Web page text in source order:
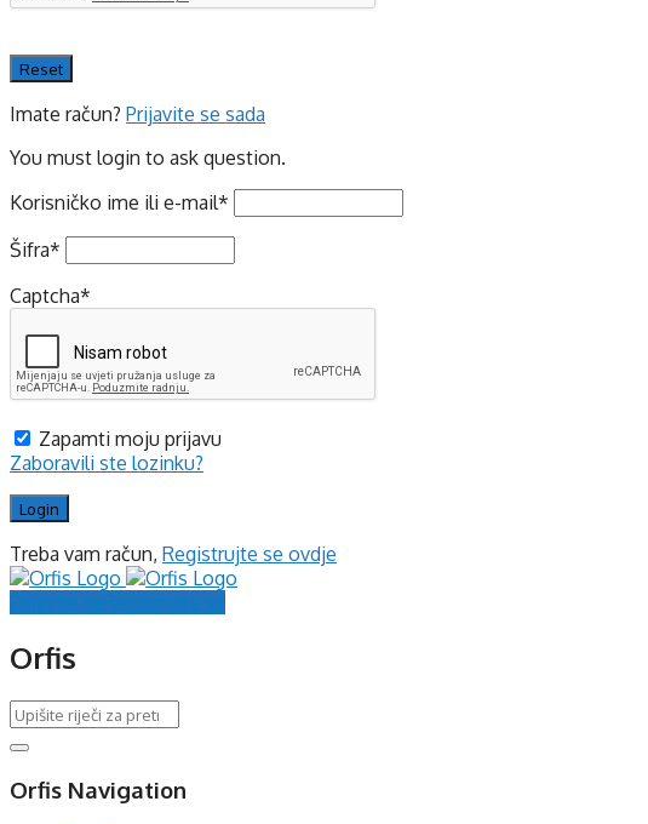
Imate račun? Prijavite se sada
You must login to ask question.
Korisničko ime ili e-mail*
Šifra*
Captcha*
Zapamti moju prijavu
Zaboravili ste lozinku?
Treba vam račun, Registrujte se ovdje
Orfis
Orfis Navigation